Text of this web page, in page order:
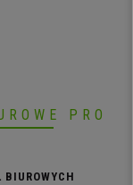
PRO